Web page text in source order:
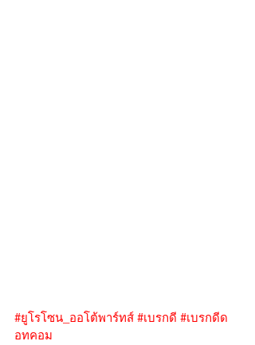
#ยูโรโซน_ออโต้พาร์ทส์ #เบรกดี #เบรกดีด
อทคอม